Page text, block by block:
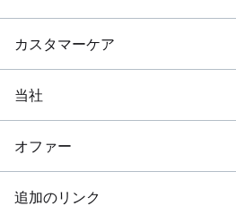
カスタマーケア
当社
オファー
追加のリンク